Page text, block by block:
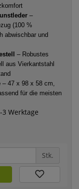
–
(100 %
abwischbar und
– Robustes
aus Vierkantstahl
– 47 x 98 x 58 cm,
für die meisten
Werktage
Stk.